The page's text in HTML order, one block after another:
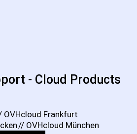
- Cloud Products
OVHcloud Frankfurt
// OVHcloud München